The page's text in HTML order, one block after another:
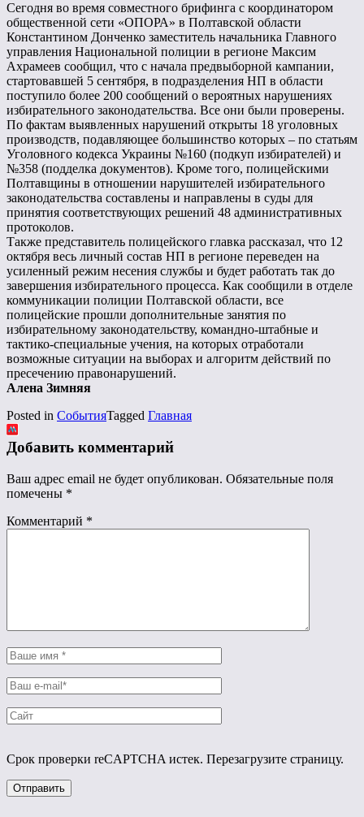
Сегодня во время совместного брифинга с координатором
общественной сети «ОПОРА» в Полтавской области
Константином Донченко заместитель начальника Главного
управления Национальной полиции в регионе Максим
Ахрамеев сообщил, что с начала предвыборной кампании,
стартовавшей 5 сентября, в подразделения НП в области
поступило более 200 сообщений о вероятных нарушениях
избирательного законодательства. Все они были проверены.
По фактам выявленных нарушений открыты 18 уголовных
производств, подавляющее большинство которых – по статьям
Уголовного кодекса Украины №160 (подкуп избирателей) и
№358 (подделка документов). Кроме того, полицейскими
Полтавщины в отношении нарушителей избирательного
законодательства составлены и направлены в суды для
принятия соответствующих решений 48 административных
протоколов.
Также представитель полицейского главка рассказал, что 12
октября весь личный состав НП в регионе переведен на
усиленный режим несения службы и будет работать так до
завершения избирательного процесса. Как сообщили в отделе
коммуникации полиции Полтавской области, все
полицейские прошли дополнительные занятия по
избирательному законодательству, командно-штабные и
тактико-специальные учения, на которых отработали
возможные ситуации на выборах и алгоритм действий по
пресечению правонарушений.
Алена Зимняя
Posted in СобытияTagged Главная
Добавить комментарий
Ваш адрес email не будет опубликован. Обязательные поля
помечены *
Комментарий *
Срок проверки reCAPTCHA истек. Перезагрузите страницу.